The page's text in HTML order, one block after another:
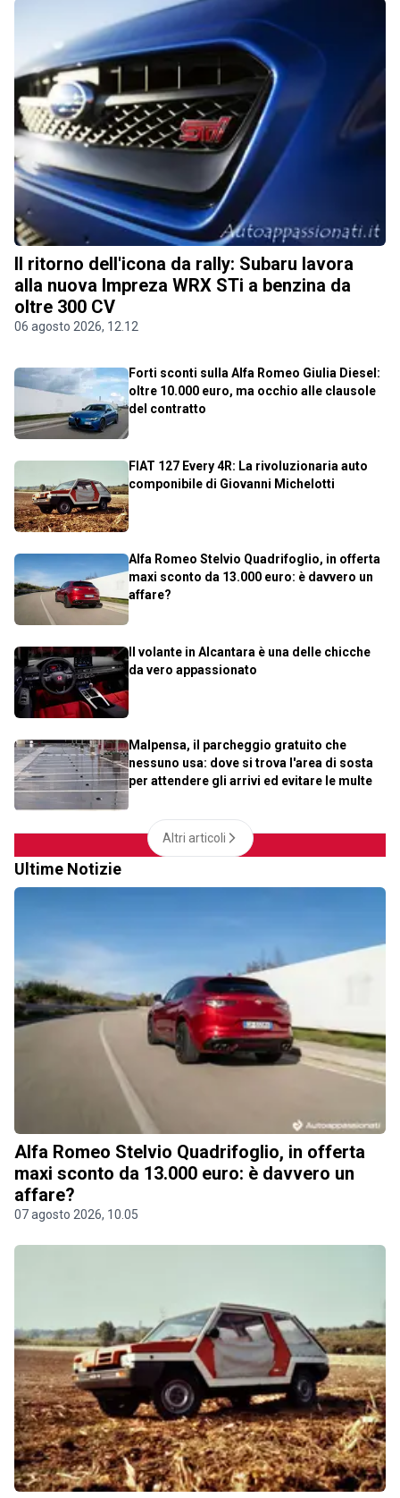
Il ritorno dell'icona da rally: Subaru lavora
alla nuova Impreza WRX STi a benzina da
oltre 300 CV
06 agosto 2026, 12.12
Forti sconti sulla Alfa Romeo Giulia Diesel:
oltre 10.000 euro, ma occhio alle clausole
del contratto
FIAT 127 Every 4R: La rivoluzionaria auto
componibile di Giovanni Michelotti
Alfa Romeo Stelvio Quadrifoglio, in offerta
maxi sconto da 13.000 euro: è davvero un
affare?
Il volante in Alcantara è una delle chicche
da vero appassionato
Malpensa, il parcheggio gratuito che
nessuno usa: dove si trova l'area di sosta
per attendere gli arrivi ed evitare le multe
Altri articoli
Ultime Notizie
Alfa Romeo Stelvio Quadrifoglio, in offerta
maxi sconto da 13.000 euro: è davvero un
affare?
07 agosto 2026, 10.05